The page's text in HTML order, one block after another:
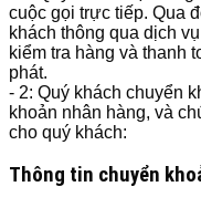
cuộc gọi trực tiếp. Qua
khách thông qua dịch
kiểm tra hàng và thanh
phát.
- 2: Quý khách chuyển
khoản nhân hàng, và
cho quý khách:
Thông tin chuyển